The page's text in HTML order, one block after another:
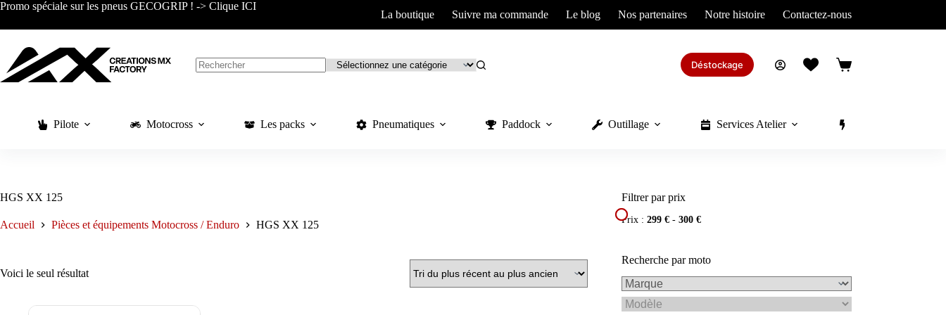
Passer
contenu
Promo spéciale sur les pneus GECOGRIP ! -> Clique ICI
La boutique Suivre ma commande Le blog Nos partenaires Notre histoire Contactez-nous
Déstockage
Panier
Pilote Motocross Les packs Pneumatiques Paddock Outillage Services Atelier
HGS XX 125
Accueil Pièces et équipements Motocross / Enduro HGS XX 125
Voici le seul résultat
Filtrer par prix
Prix :299 € -300 €
Recherche par moto